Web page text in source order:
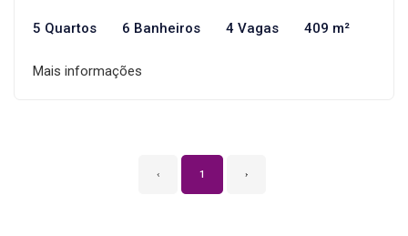
5 Quartos 6 Banheiros 4 Vagas 409 m²
Mais informações
‹ 1 ›